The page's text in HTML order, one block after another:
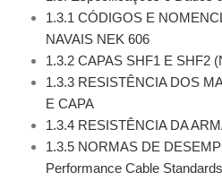
1.3.1 CÓDIGOS E
NAVAIS NEK 606
1.3.2 CAPAS SHF1 E SHF2
1.3.3 RESISTÊNCIA DOS
E CAPA
1.3.4 RESISTÊNCIA DA
1.3.5 NORMAS DE
Performance Cable